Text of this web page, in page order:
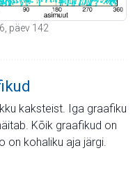
päev 142
kaksteist. Iga graafiku
Kõik graafikud on
on kohaliku aja järgi.